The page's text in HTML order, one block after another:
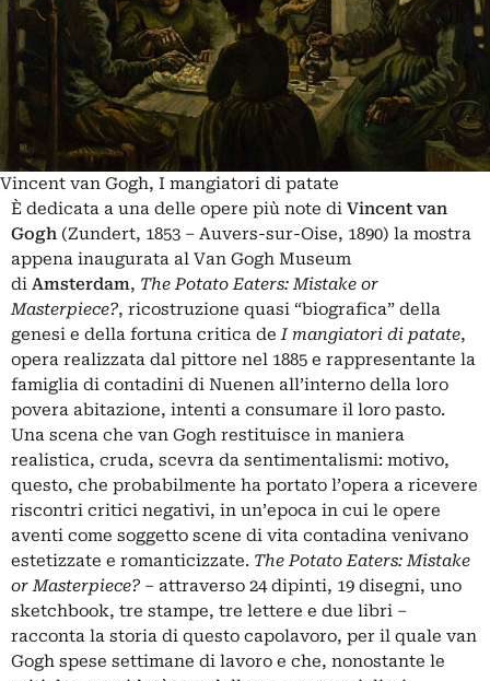
Vincent van Gogh, I mangiatori di patate
È dedicata a una delle opere più note di Vincent van
Gogh (Zundert, 1853 – Auvers-sur-Oise, 1890) la mostra
appena inaugurata al Van Gogh Museum
di Amsterdam, The Potato Eaters: Mistake or
Masterpiece?, ricostruzione quasi “biografica” della
genesi e della fortuna critica deI mangiatori di patate,
opera realizzata dal pittore nel 1885 e rappresentante la
famiglia di contadini di Nuenen all’interno della loro
povera abitazione, intenti a consumare il loro pasto.
Una scena che van Gogh restituisce in maniera
realistica, cruda, scevra da sentimentalismi: motivo,
questo, che probabilmente ha portato l’opera a ricevere
riscontri critici negativi, in un’epoca in cui le opere
aventi come soggetto scene di vita contadina venivano
estetizzate e romanticizzate. The Potato Eaters: Mistake
or Masterpiece? – attraverso 24 dipinti, 19 disegni, uno
sketchbook, tre stampe, tre lettere e due libri –
racconta la storia di questo capolavoro, per il quale van
Gogh spese settimane di lavoro e che, nonostante le